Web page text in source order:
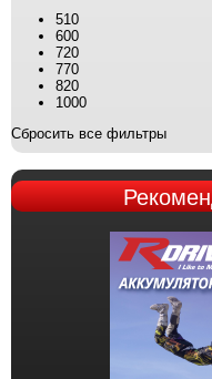
510
600
720
770
820
1000
Сбросить все фильтры